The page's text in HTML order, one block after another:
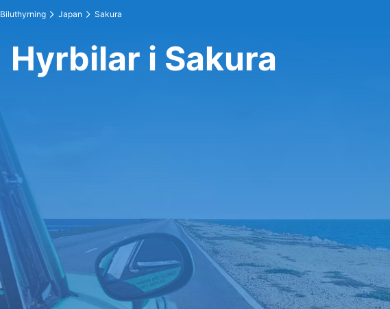
Biluthyrning Japan Sakura
Hyrbilar i Sakura